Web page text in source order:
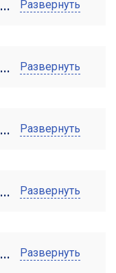
Жилой дом №1 от 05.10.2024 Развернуть
Жилой дом №1 от 03.09.2024 Развернуть
Жилой дом №1 от 05.08.2024 Развернуть
Жилой дом №1 от 01.07.2024 Развернуть
Жилой дом №1 от 05.06.2024 Развернуть